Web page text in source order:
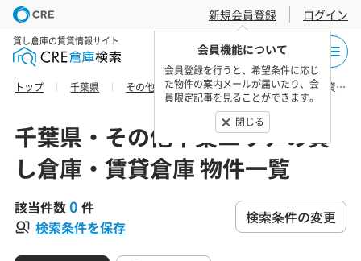
新規会員登録
会員機能について
会員登録を行うと、希望条件に応じ
た物件の案内メールが届いたり、会
員限定記事を見ることができます。
閉じる
ログイン
貸し倉庫の賃貸情報サイト
トップ 千葉県 その他千葉エリア 山武郡の貸し倉庫・賃貸倉庫 物件一覧
千葉県・その他千葉エリアの貸
し倉庫・賃貸倉庫 物件一覧
該当件数0 件
検索条件を保存
検索条件の変更